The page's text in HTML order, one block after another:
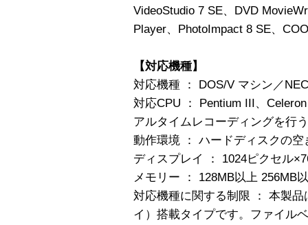
VideoStudio 7 SE、DVD
Player、PhotoImpact 8 SE、
【対応機種】
対応機種 ： DOS/V マシン／
対応CPU ： Pentium III、
アルタイムレコーディングを行
動作環境 ： ハードディスクの
ディスプレイ ： 1024ピクセル
メモリー ： 128MB以上 256MB
対応機種に関する制限 ： 本製
イ）搭載タイプです。ファイル